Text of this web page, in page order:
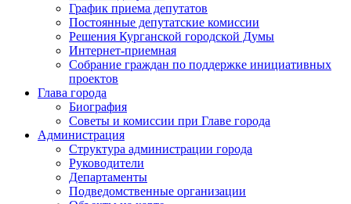
График приема депутатов
Постоянные депутатские комиссии
Решения Курганской городской Думы
Интернет-приемная
Собрание граждан по поддержке инициативных
проектов
Глава города
Биография
Советы и комиссии при Главе города
Администрация
Структура администрации города
Руководители
Департаменты
Подведомственные организации